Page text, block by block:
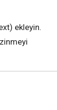
ekleyin.